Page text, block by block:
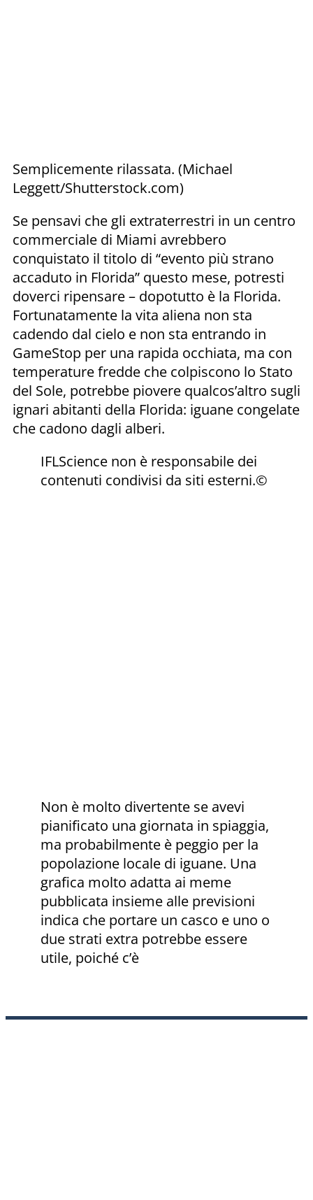
Semplicemente rilassata. (Michael
Leggett/Shutterstock.com)
Se pensavi che gli extraterrestri in un centro
commerciale di Miami avrebbero
conquistato il titolo di “evento più strano
accaduto in Florida” questo mese, potresti
doverci ripensare – dopotutto è la Florida.
Fortunatamente la vita aliena non sta
cadendo dal cielo e non sta entrando in
GameStop per una rapida occhiata, ma con
temperature fredde che colpiscono lo Stato
del Sole, potrebbe piovere qualcos’altro sugli
ignari abitanti della Florida: iguane congelate
che cadono dagli alberi.
IFLScience non è responsabile dei
contenuti condivisi da siti esterni.©
Non è molto divertente se avevi
pianificato una giornata in spiaggia,
ma probabilmente è peggio per la
popolazione locale di iguane. Una
grafica molto adatta ai meme
pubblicata insieme alle previsioni
indica che portare un casco e uno o
due strati extra potrebbe essere
utile, poiché c’è